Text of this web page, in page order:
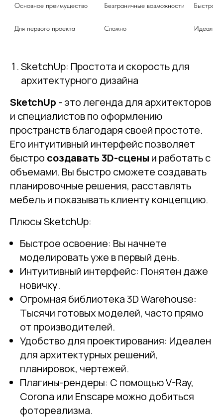
Основное преимущество Безграничные возможности Быстрое
Для первого проекта Сложно Идеально
SketchUp: Простота и скорость для
архитектурного дизайна
SketchUp - это легенда для архитекторов
и специалистов по оформлению
пространств благодаря своей простоте.
Его интуитивный интерфейс позволяет
быстро создавать 3D-сцены и работать с
объемами. Вы быстро сможете создавать
планировочные решения, расставлять
мебель и показывать клиенту концепцию.
Плюсы SketchUp:
Быстрое освоение: Вы начнете
моделировать уже в первый день.
Интуитивный интерфейс: Понятен даже
новичку.
Огромная библиотека 3D Warehouse:
Тысячи готовых моделей, часто прямо
от производителей.
Удобство для проектирования: Идеален
для архитектурных решений,
планировок, чертежей.
Плагины-рендеры: С помощью V-Ray,
Corona или Enscape можно добиться
фотореализма.